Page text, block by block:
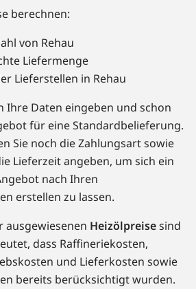
berechnen:
von Rehau
Liefermenge
Lieferstellen in Rehau
Ihre Daten eingeben und schon
für eine Standardbelieferung.
Sie noch die Zahlungsart sowie
Lieferzeit angeben, um sich ein
nach Ihren
erstellen zu lassen.
ausgewiesenen Heizölpreisesind
dass Raffineriekosten,
und Lieferkosten sowie
bereits berücksichtigt wurden.